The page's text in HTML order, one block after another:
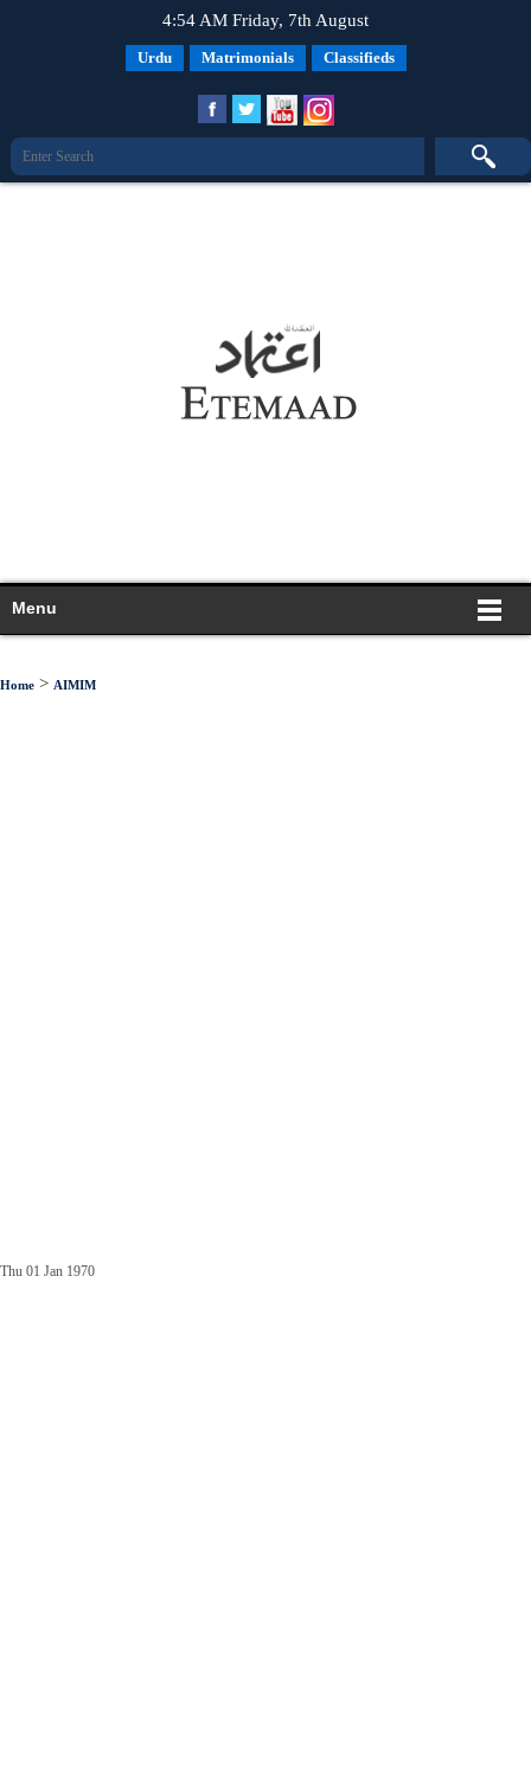
4:54 AM Friday, 7th August
Urdu Matrimonials Classifieds
Menu
Home > AIMIM
Thu 01 Jan 1970